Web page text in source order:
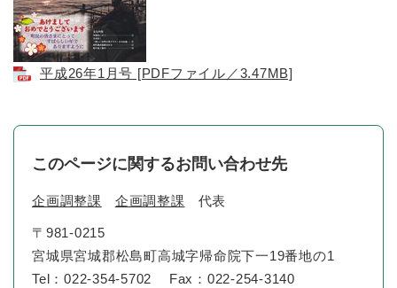
平成26年1月号 [PDFファイル／3.47MB]
このページに関するお問い合わせ先
企画調整課 企画調整課 代表
〒981-0215
宮城県宮城郡松島町高城字帰命院下一19番地の1
Tel：022-354-5702
Fax：022-254-3140